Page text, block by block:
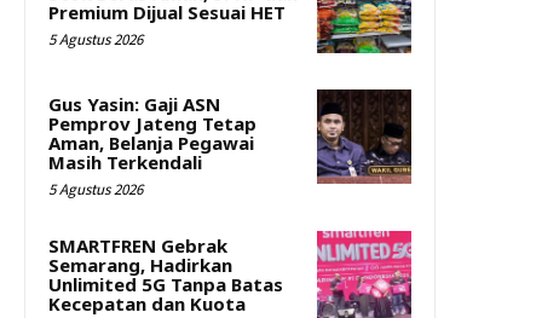
Premium Dijual Sesuai HET
5 Agustus 2026
Gus Yasin: Gaji ASN
Pemprov Jateng Tetap
Aman, Belanja Pegawai
Masih Terkendali
5 Agustus 2026
SMARTFREN Gebrak
Semarang, Hadirkan
Unlimited 5G Tanpa Batas
Kecepatan dan Kuota